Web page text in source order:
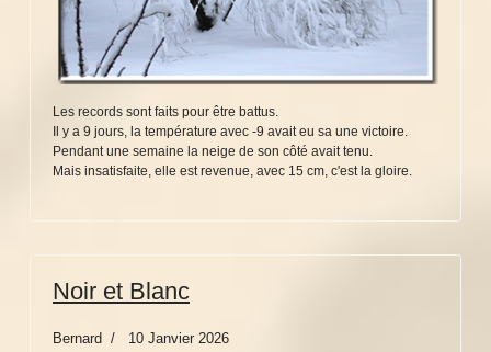
Les records sont faits pour être battus.
Il y a 9 jours, la température avec -9 avait eu sa une victoire.
Pendant une semaine la neige de son côté avait tenu.
Mais insatisfaite, elle est revenue, avec 15 cm, c'est la gloire.
Noir et Blanc
Bernard 10 Janvier 2026